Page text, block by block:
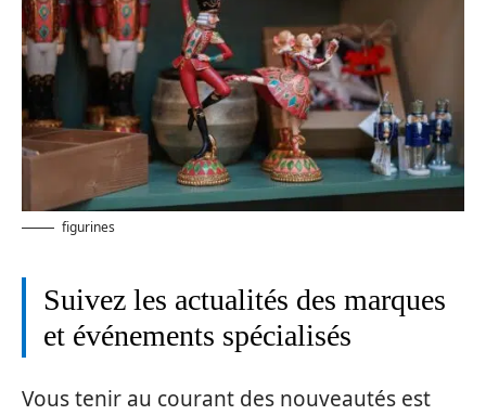
figurines
Suivez les actualités des marques
et événements spécialisés
Vous tenir au courant des nouveautés est